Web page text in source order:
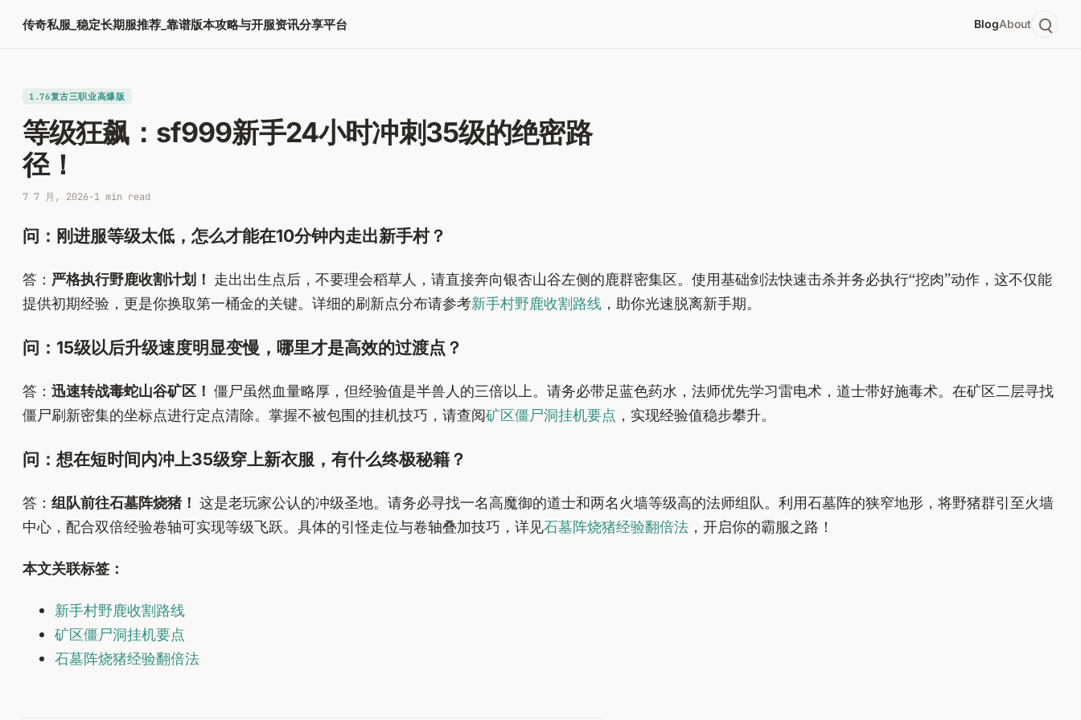
传奇私服_稳定长期服推荐_靠谱版本攻略与开服资讯分享平台 BlogAbout
1.76复古三职业高爆版
等级狂飙：sf999新手24小时冲刺35级的绝密路
径！
7 7 月, 2026·1 min read
问：刚进服等级太低，怎么才能在10分钟内走出新手村？
答： 严格执行野鹿收割计划！ 走出出生点后，不要理会稻草人，请直接奔向银杏山谷左侧的鹿群密集区。使用基础剑法快速击杀并务必执行“挖肉”动作，这不仅能
提供初期经验，更是你换取第一桶金的关键。详细的刷新点分布请参考新手村野鹿收割路线 ，助你光速脱离新手期。
问：15级以后升级速度明显变慢，哪里才是高效的过渡点？
答： 迅速转战毒蛇山谷矿区！ 僵尸虽然血量略厚，但经验值是半兽人的三倍以上。请务必带足蓝色药水，法师优先学习雷电术，道士带好施毒术。在矿区二层寻找
僵尸刷新密集的坐标点进行定点清除。掌握不被包围的挂机技巧，请查阅矿区僵尸洞挂机要点 ，实现经验值稳步攀升。
问：想在短时间内冲上35级穿上新衣服，有什么终极秘籍？
答： 组队前往石墓阵烧猪！ 这是老玩家公认的冲级圣地。请务必寻找一名高魔御的道士和两名火墙等级高的法师组队。利用石墓阵的狭窄地形，将野猪群引至火墙
中心，配合双倍经验卷轴可实现等级飞跃。具体的引怪走位与卷轴叠加技巧，详见石墓阵烧猪经验翻倍法 ，开启你的霸服之路！
本文关联标签：
新手村野鹿收割路线
矿区僵尸洞挂机要点
石墓阵烧猪经验翻倍法